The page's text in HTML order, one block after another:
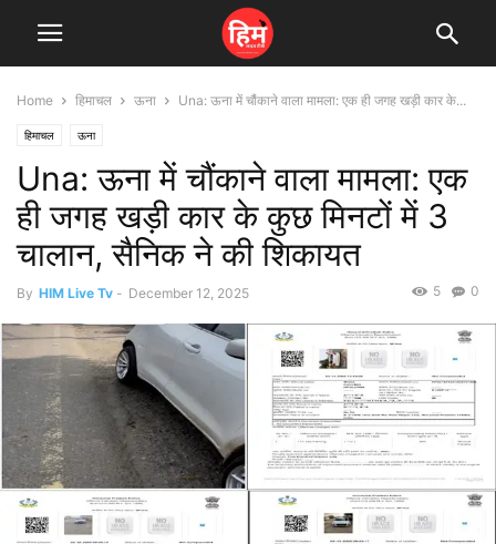
Home हिमाचल ऊना Una: ऊना में चौंकाने वाला मामला: एक ही जगह खड़ी कार के...
हिमाचल ऊना
Una: ऊना में चौंकाने वाला मामला: एक
ही जगह खड़ी कार के कुछ मिनटों में 3
चालान, सैनिक ने की शिकायत
By HIM Live Tv - December 12, 2025 0
5